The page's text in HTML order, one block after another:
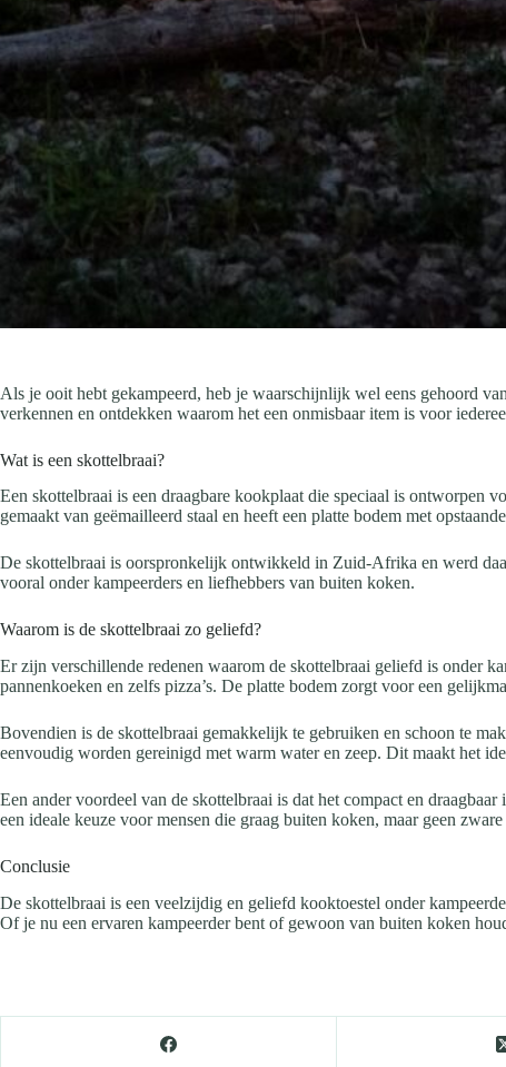
Als je ooit hebt gekampeerd, heb je waarschijnlijk wel eens gehoord
verkennen en ontdekken waarom het een onmisbaar item is voor
Wat is een skottelbraai?
Een skottelbraai is een draagbare kookplaat die speciaal is ontworpen
gemaakt van geëmailleerd staal en heeft een platte bodem met
De skottelbraai is oorspronkelijk ontwikkeld in Zuid-Afrika en werd
vooral onder kampeerders en liefhebbers van buiten koken.
Waarom is de skottelbraai zo geliefd?
Er zijn verschillende redenen waarom de skottelbraai geliefd is onder
pannenkoeken en zelfs pizza’s. De platte bodem zorgt voor een
Bovendien is de skottelbraai gemakkelijk te gebruiken en schoon te
eenvoudig worden gereinigd met warm water en zeep. Dit maakt het
Een ander voordeel van de skottelbraai is dat het compact en
een ideale keuze voor mensen die graag buiten koken, maar geen
Conclusie
De skottelbraai is een veelzijdig en geliefd kooktoestel onder
Of je nu een ervaren kampeerder bent of gewoon van buiten koken